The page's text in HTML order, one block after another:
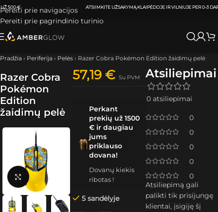
Pereiti prie navigacijos
Pereiti prie pagrindinio turinio
ATSIIMKITE UŽSAKYMĄ KLAIPĖDOJE IR VILNIUJEPER0-3 DARBO DIENAS.
Pradžia › Periferija › Pelės › Razer Cobra Pokémon Edition žaidimų pelė
Razer Cobra
Pokémon
Edition
žaidimų pelė
Spustelėkite, kad padidintumėte
57,19€ Su PVM
Perkant
prekių už 1500
€ ir daugiau
jums
priklauso
dovana!
Dovanų kiekis
ribotas !
5 sandėlyje
Atsiliepimai
0 atsiliepimai
0
0
0
0
0
Atsiliepimą gali
palikti tik prisijungę
klientai, įsigiję šį